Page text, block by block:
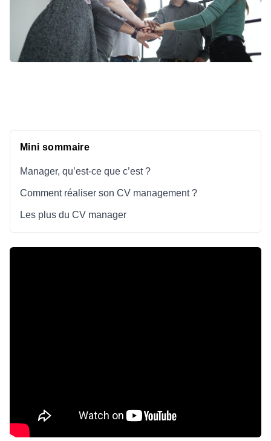
Mini sommaire
Manager, qu’est-ce que c’est ?
Comment réaliser son CV management ?
Les plus du CV manager